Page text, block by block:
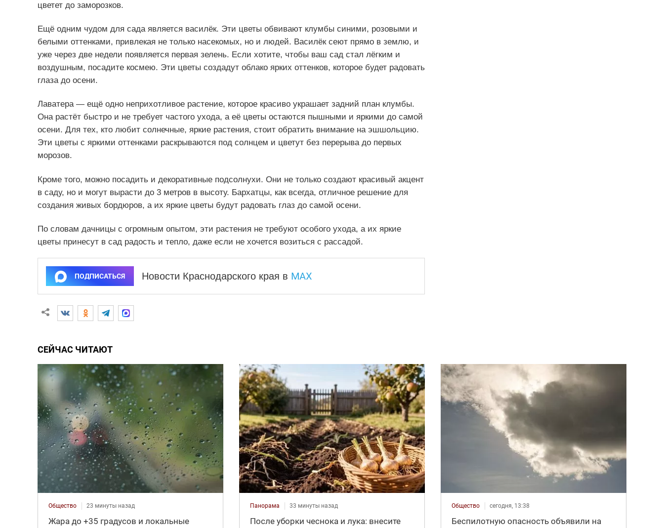
цветет до заморозков.
Ещё одним чудом для сада является василёк. Эти цветы обвивают клумбы синими, розовыми и
белыми оттенками, привлекая не только насекомых, но и людей. Василёк сеют прямо в землю, и
уже через две недели появляется первая зелень. Если хотите, чтобы ваш сад стал лёгким и
воздушным, посадите космею. Эти цветы создадут облако ярких оттенков, которое будет радовать
глаза до осени.
Лаватера — ещё одно неприхотливое растение, которое красиво украшает задний план клумбы.
Она растёт быстро и не требует частого ухода, а её цветы остаются пышными и яркими до самой
осени. Для тех, кто любит солнечные, яркие растения, стоит обратить внимание на эшшольцию.
Эти цветы с яркими оттенками раскрываются под солнцем и цветут без перерыва до первых
морозов.
Кроме того, можно посадить и декоративные подсолнухи. Они не только создают красивый акцент
в саду, но и могут вырасти до 3 метров в высоту. Бархатцы, как всегда, отличное решение для
создания живых бордюров, а их яркие цветы будут радовать глаз до самой осени.
По словам дачницы с огромным опытом, эти растения не требуют особого ухода, а их яркие
цветы принесут в сад радость и тепло, даже если не хочется возиться с рассадой.
ПОДПИСАТЬСЯ Новости Краснодарского края в MAX
СЕЙЧАС ЧИТАЮТ
Общество 23 минуты назад
Жара до +35 градусов и локальные
Панорама 33 минуты назад
После уборки чеснока и лука: внесите
Общество сегодня, 13:38
Беспилотную опасность объявили на